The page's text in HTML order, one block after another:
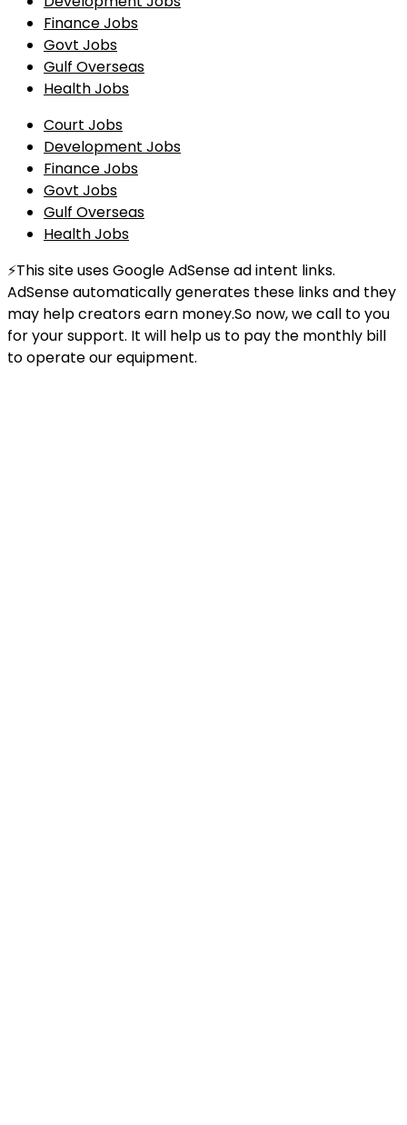
Finance Jobs
Govt Jobs
Gulf Overseas
Health Jobs
Court Jobs
Development Jobs
Finance Jobs
Govt Jobs
Gulf Overseas
Health Jobs
⚡This site uses Google AdSense ad intent links.
AdSense automatically generates these links and they
may help creators earn money.So now, we call to you
for your support. It will help us to pay the monthly bill
to operate our equipment.